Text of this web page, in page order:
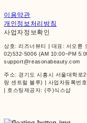
이용약관
개인정보처리방침
사업자정보확인
상호: 리즈너뷰티 | 대표: 서오륜
02)532-5006 (AM 10:00~PM
support@reasonabeauty.com
주소: 경기도 시흥시 서울대학로
랑 센트럴 블루) | 사업자등록번
| 호스팅제공자: (주)식스샵